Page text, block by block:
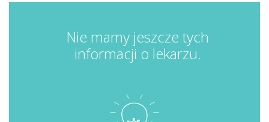
Nie mamy jeszcze tych
informacji o lekarzu.